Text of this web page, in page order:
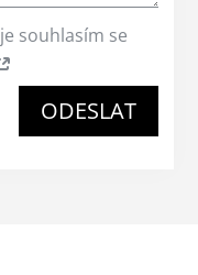
souhlasím se
ODESLAT